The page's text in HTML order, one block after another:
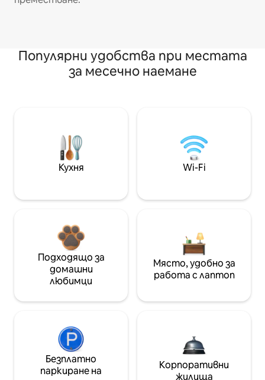
Популярни удобства при местата
за месечно наемане
Кухня Wi-Fi
Подходящо за
домашни
любимци
Място, удобно за
работа с лаптоп
Безплатно
паркиране на
Корпоративни
жилища